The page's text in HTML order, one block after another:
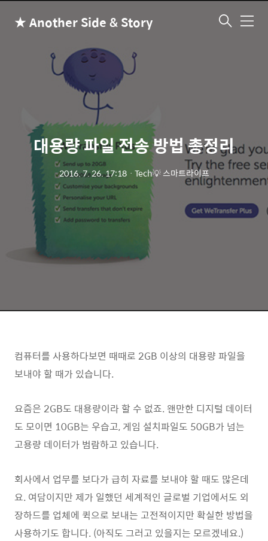
★ Another Side & Story 메
대용량 파일 전송 방법 총정리
2016. 7. 26. 17:18ㆍ Tech💡 스마트라이프
컴퓨터를 사용하다보면 때때로 2GB 이상의 대용량 파일을
보내야 할 때가 있습니다.
요즘은 2GB도 대용량이라 할 수 없죠. 왠만한 디지털 데이터
도 모이면 10GB는 우습고, 게임 설치파일도 50GB가 넘는
고용량 데이터가 범람하고 있습니다.
회사에서 업무를 보다가 급히 자료를 보내야 할 때도 많은데
요. 여담이지만 제가 일했던 세계적인 글로벌 기업에서도 외
장하드를 업체에 퀵으로 보내는 고전적이지만 확실한 방법을
사용하기도 합니다. (아직도 그러고 있을지는 모르겠네요.)